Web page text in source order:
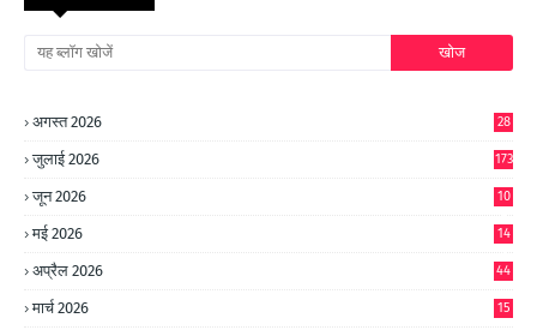
अगस्त 2026 28
जुलाई 2026 173
जून 2026
10
मई 2026
14
अप्रैल 2026 44
मार्च 2026 15